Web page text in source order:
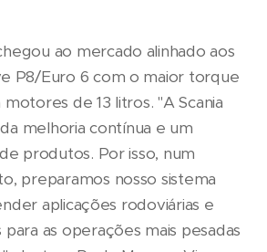
ao mercado alinhado aos
P8/Euro 6 com o maior torque
de 13 litros. "A Scania
melhoria contínua e um
produtos. Por isso, num
preparamos nosso sistema
aplicações rodoviárias e
as operações mais pesadas